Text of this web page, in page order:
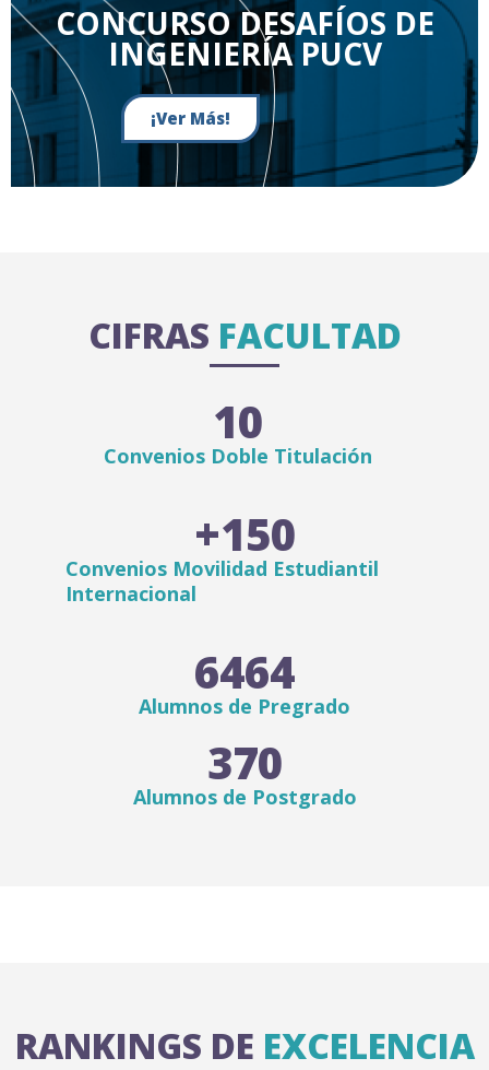
CONCURSO DESAFÍOS DE
INGENIERÍA PUCV
¡Ver Más!
CIFRAS FACULTAD
Convenios Doble Titulación
10
Convenios Movilidad Estudiantil
Internacional
+150
Alumnos de Pregrado
6464
Alumnos de Postgrado
370
RANKINGS DE EXCELENCIA